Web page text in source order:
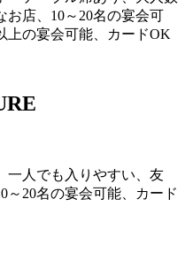
お店、10～20名の宴会可
上の宴会可能、カードOK
一人でも入りやすい、友
～20名の宴会可能、カード